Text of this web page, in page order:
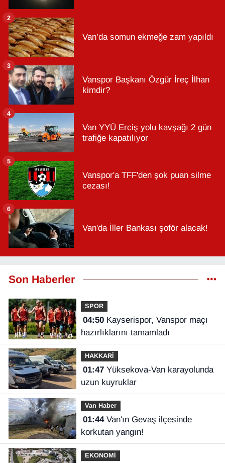
Van’da somun ekmeğe zam yapıldı
2
Vanspor Başkanı Özgür İreç İlhan
kimdir?
3
Van YYÜ Erciş yolu kavşağı 2 gün
trafiğe kapatılıyor
4
Vanspor'a TFF'den şok puan silme
cezası!
5
Van'da İller Bankası şoför alacak!
6
Son Haberler
SPOR
04:50Kayserispor, Vanspor maçı
hazırlıklarını tamamladı
HAKKARİ
01:47Yüksekova-Van karayolunda
uzun kuyruklar
Van Haber
01:44Van'ın Gevaş ilçesinde
korkutan yangın!
EKONOMİ